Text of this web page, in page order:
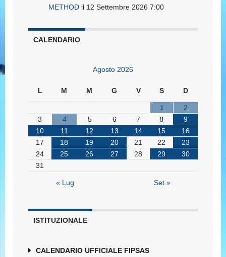
METHOD il 12 Settembre 2026 7:00
CALENDARIO
Agosto 2026
L M M G V S D
1
2
3
4 5 6 7 8
9
10
11 12 13 14 15
16
17
18 19 20 21 22
23
24
25 26 27 28 29
30
31
« Lug Set »
ISTITUZIONALE
CALENDARIO UFFICIALE FIPSAS